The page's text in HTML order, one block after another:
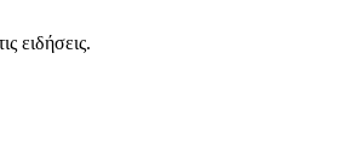
ειδήσεις.